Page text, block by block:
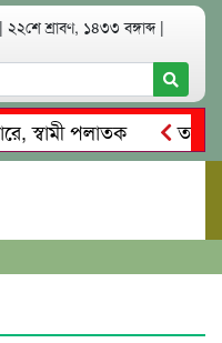
| ২২শে শ্রাবণ, ১৪৩৩ বঙ্গাব্দ |
স্বামী পলাতক
কোটি টাকার সম্পত্তি